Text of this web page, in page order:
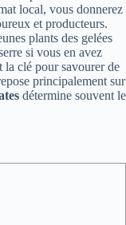
local, vous donnerez
et producteurs.
plants des gelées
si vous en avez
la clé pour savourer de
principalement sur
détermine souvent le